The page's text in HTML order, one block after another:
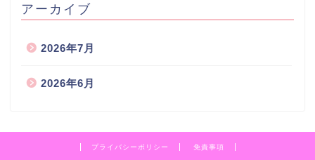
アーカイブ
2026年7月
2026年6月
プライバシーポリシー 免責事項